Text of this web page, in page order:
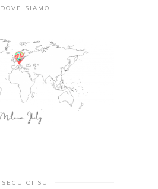
DOVE SIAMO
SEGUICI SU